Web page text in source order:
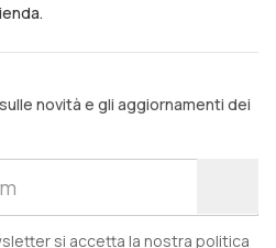
novità e gli aggiornamenti dei
si accetta la nostra politica